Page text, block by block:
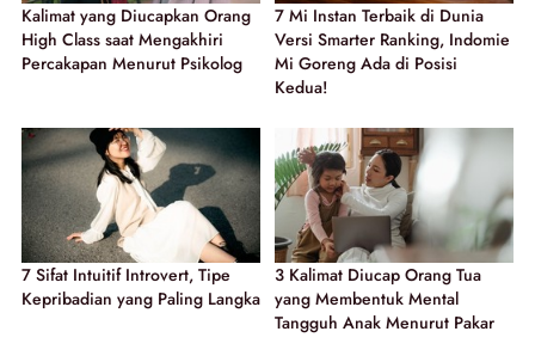
Kalimat yang Diucapkan Orang
High Class saat Mengakhiri
Percakapan Menurut Psikolog
7 Mi Instan Terbaik di Dunia
Versi Smarter Ranking, Indomie
Mi Goreng Ada di Posisi
Kedua!
7 Sifat Intuitif Introvert, Tipe
Kepribadian yang Paling Langka
3 Kalimat Diucap Orang Tua
yang Membentuk Mental
Tangguh Anak Menurut Pakar